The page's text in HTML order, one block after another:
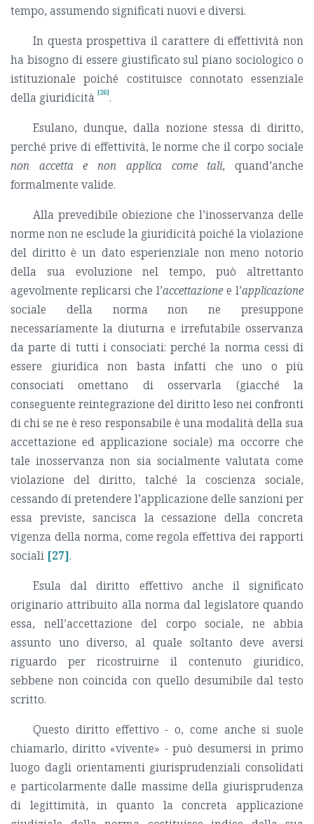
tempo, assumendo significati nuovi e diversi.
In questa prospettiva il carattere di effettività non
ha bisogno di essere giustificato sul piano sociologico o
istituzionale poiché costituisce connotato essenziale
della giuridicità [26].
Esulano, dunque, dalla nozione stessa di diritto,
perché prive di effettività, le norme che il corpo sociale
non accetta e non applica come tali, quand’anche
formalmente valide.
Alla prevedibile obiezione che l’inosservanza delle
norme non ne esclude la giuridicità poiché la violazione
del diritto è un dato esperienziale non meno notorio
della sua evoluzione nel tempo, può altrettanto
agevolmente replicarsi che l’accettazione e l’applicazione
sociale della norma non ne presuppone
necessariamente la diuturna e irrefutabile osservanza
da parte di tutti i consociati: perché la norma cessi di
essere giuridica non basta infatti che uno o più
consociati omettano di osservarla (giacché la
conseguente reintegrazione del diritto leso nei confronti
di chi se ne è reso responsabile è una modalità della sua
accettazione ed applicazione sociale) ma occorre che
tale inosservanza non sia socialmente valutata come
violazione del diritto, talché la coscienza sociale,
cessando di pretendere l’applicazione delle sanzioni per
essa previste, sancisca la cessazione della concreta
vigenza della norma, come regola effettiva dei rapporti
sociali [27].
Esula dal diritto effettivo anche il significato
originario attribuito alla norma dal legislatore quando
essa, nell’accettazione del corpo sociale, ne abbia
assunto uno diverso, al quale soltanto deve aversi
riguardo per ricostruirne il contenuto giuridico,
sebbene non coincida con quello desumibile dal testo
scritto.
Questo diritto effettivo - o, come anche si suole
chiamarlo, diritto «vivente» - può desumersi in primo
luogo dagli orientamenti giurisprudenziali consolidati
e particolarmente dalle massime della giurisprudenza
di legittimità, in quanto la concreta applicazione